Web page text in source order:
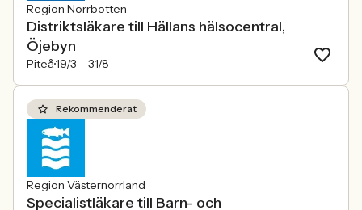
Region Norrbotten
Distriktsläkare till Hällans hälsocentral,
Öjebyn
Piteå19/3 – 31/8
Rekommenderat
Region Västernorrland
Specialistläkare till Barn- och